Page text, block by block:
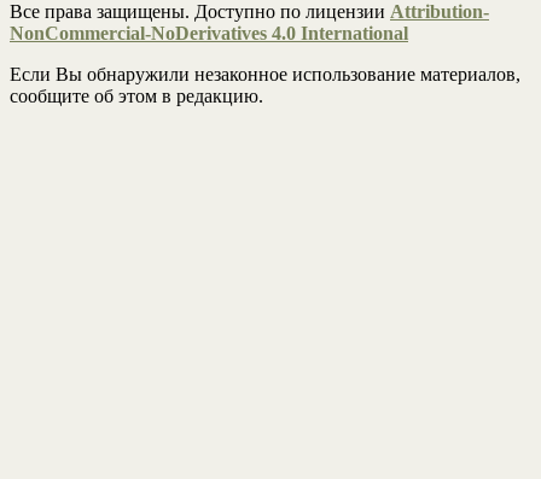
Все права защищены. Доступно по лицензии Attribution-
NonCommercial-NoDerivatives 4.0 International
Если Вы обнаружили незаконное использование материалов,
сообщите об этом в редакцию.